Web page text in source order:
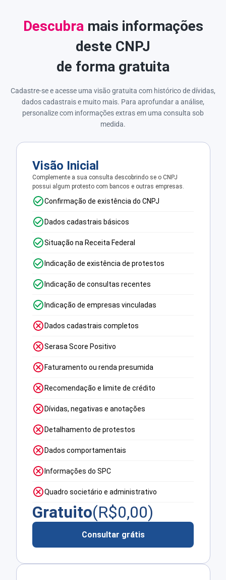
Descubramais informações
deste CNPJ
de forma gratuita
Cadastre-se e acesse uma visão gratuita com histórico de dívidas,
dados cadastrais e muito mais. Para aprofundar a análise,
personalize com informações extras em uma consulta sob
medida.
Visão Inicial
Complemente a sua consulta descobrindo se o CNPJ
possui algum protesto com bancos e outras empresas.
Confirmação de existência do CNPJ
Dados cadastrais básicos
Situação na Receita Federal
Indicação de existência de protestos
Indicação de consultas recentes
Indicação de empresas vinculadas
Dados cadastrais completos
Serasa Score Positivo
Faturamento ou renda presumida
Recomendação e limite de crédito
Dívidas, negativas e anotações
Detalhamento de protestos
Dados comportamentais
Informações do SPC
Quadro societário e administrativo
Gratuito(R$0,00)
Consultar grátis